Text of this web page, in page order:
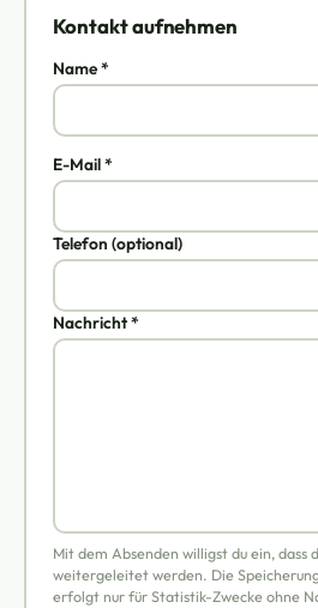
Kontakt aufnehmen
Name *
E-Mail *
Telefon (optional)
Nachricht *
Mit dem Absenden willigst du ein, dass
weitergeleitet werden. Die
erfolgt nur für Statistik-Zwecke ohne